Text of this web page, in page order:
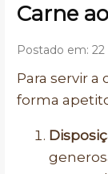
Carne
Postado em:
Para servir
forma